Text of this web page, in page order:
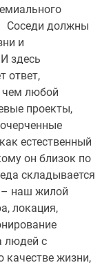
Соседи должны
и
здесь
ответ,
чем любой
проекты,
естественный
он близок по
складывается
– наш жилой
локация,
людей с
качестве жизни,